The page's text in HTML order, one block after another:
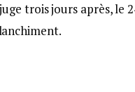
trois jours après, le